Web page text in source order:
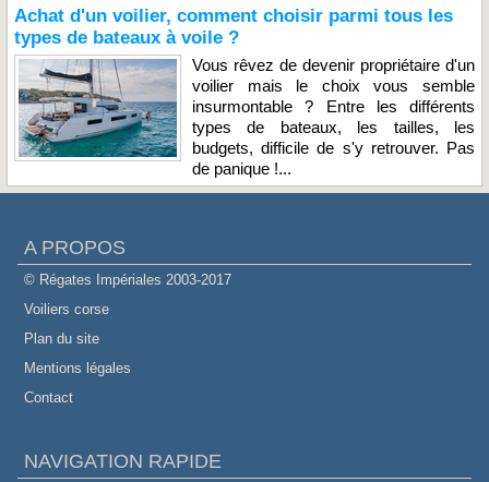
Achat d'un voilier, comment choisir parmi tous les
types de bateaux à voile ?
Vous rêvez de devenir propriétaire d'un
voilier mais le choix vous semble
insurmontable ? Entre les différents
types de bateaux, les tailles, les
budgets, difficile de s'y retrouver. Pas
de panique !...
A PROPOS
© Régates Impériales 2003-2017
Voiliers corse
Plan du site
Mentions légales
Contact
NAVIGATION RAPIDE